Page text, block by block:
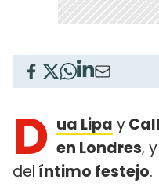
D ua Lipa y
en Londres,
del íntimo festejo.